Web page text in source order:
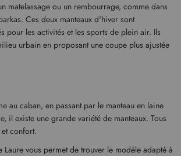
matelassage ou un rembourrage, comme dans
Ces deux manteaux d'hiver sont
pour les activités et les sports de plein air. Ils
urbain en proposant une coupe plus ajustée
au caban, en passant par le manteau en laine
, il existe une grande variété de manteaux. Tous
confort.
Laure vous permet de trouver le modèle adapté à